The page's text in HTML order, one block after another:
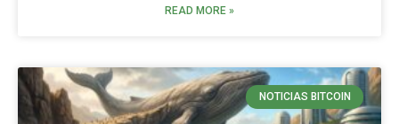
READ MORE »
NOTICIAS BITCOIN